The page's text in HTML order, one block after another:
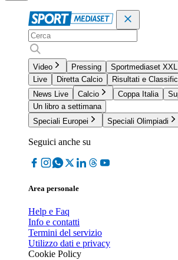
Video Pressing Sportmediaset XXL
Live
Diretta Calcio
Risultati e
News Live
Calcio Coppa Italia
Un libro a settimana
Speciali Europei
Speciali Olimpiadi
Seguici anche su
Area personale
Help e Faq
Info e contatti
Termini del servizio
Utilizzo dati e privacy
Cookie Policy